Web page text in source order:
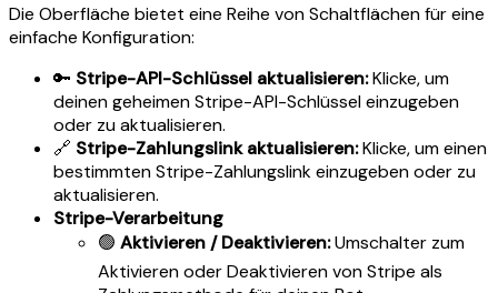
Die Oberfläche bietet eine Reihe von Schaltflächen für eine
einfache Konfiguration:
🔑 Stripe-API-Schlüssel aktualisieren:Klicke, um
deinen geheimen Stripe-API-Schlüssel einzugeben
oder zu aktualisieren.
🔗 Stripe-Zahlungslink aktualisieren:Klicke, um einen
bestimmten Stripe-Zahlungslink einzugeben oder zu
aktualisieren.
Stripe-Verarbeitung
🟢 Aktivieren / Deaktivieren:Umschalter zum
Aktivieren oder Deaktivieren von Stripe als